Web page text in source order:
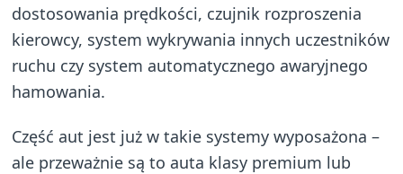
dostosowania prędkości, czujnik rozproszenia
kierowcy, system wykrywania innych uczestników
ruchu czy system automatycznego awaryjnego
hamowania.
Część aut jest już w takie systemy wyposażona –
ale przeważnie są to auta klasy premium lub